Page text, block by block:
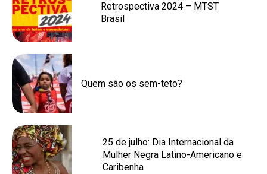
Retrospectiva 2024 – MTST
Brasil
Quem são os sem-teto?
25 de julho: Dia Internacional da
Mulher Negra Latino-Americano e
Caribenha